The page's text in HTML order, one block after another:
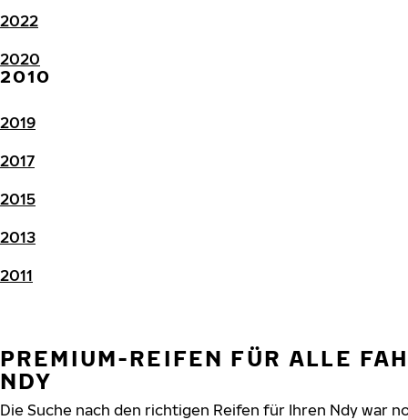
2022
2020
2010
2019
2017
2015
2013
2011
PREMIUM-REIFEN FÜR ALLE
NDY
Die Suche nach den richtigen Reifen für Ihren Ndy war